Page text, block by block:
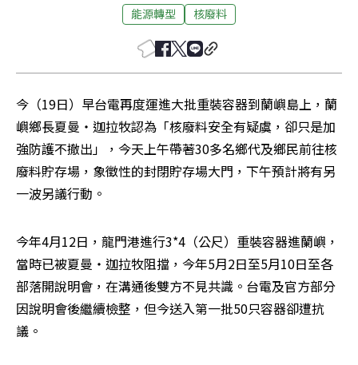
能源轉型 核廢料
今（19日）早台電再度運進大批重裝容器到蘭嶼島上，蘭
嶼鄉長夏曼‧迦拉牧認為「核廢料安全有疑虞，卻只是加
強防護不撤出」，今天上午帶著30多名鄉代及鄉民前往核
廢料貯存場，象徵性的封閉貯存場大門，下午預計將有另
一波另議行動。
今年4月12日，龍門港進行3*4（公尺）重裝容器進蘭嶼，
當時已被夏曼‧迦拉牧阻擋，今年5月2日至5月10日至各
部落開說明會，在溝通後雙方不見共識。台電及官方部分
因說明會後繼續檢整，但今送入第一批50只容器卻遭抗
議。